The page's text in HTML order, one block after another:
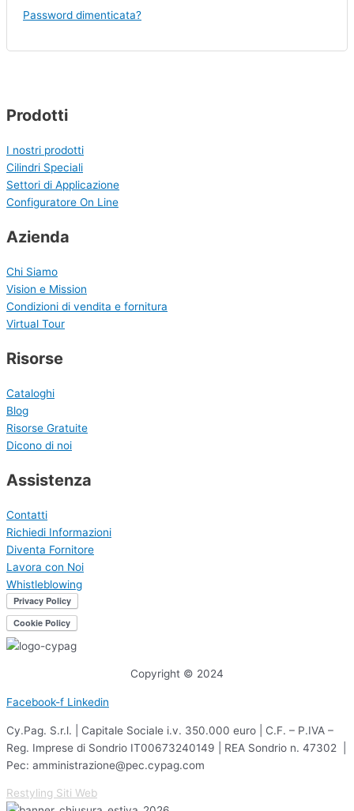
Password dimenticata?
Prodotti
I nostri prodotti
Cilindri Speciali
Settori di Applicazione
Configuratore On Line
Azienda
Chi Siamo
Vision e Mission
Condizioni di vendita e fornitura
Virtual Tour
Risorse
Cataloghi
Blog
Risorse Gratuite
Dicono di noi
Assistenza
Contatti
Richiedi Informazioni
Diventa Fornitore
Lavora con Noi
Whistleblowing
Copyright © 2024
Facebook-f Linkedin
Cy.Pag. S.r.l. | Capitale Sociale i.v. 350.000 euro | C.F. – P.IVA –
Reg. Imprese di Sondrio IT00673240149 | REA Sondrio n. 47302 |
Pec: amministrazione@pec.cypag.com
Restyling Siti Web